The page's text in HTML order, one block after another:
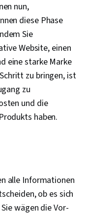
nun,
diese Phase
Sie
Website, einen
eine starke Marke
zu bringen, ist
zu
und die
haben.
alle Informationen
ob es sich
wägen die Vor-